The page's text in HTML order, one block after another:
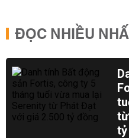
ĐỌC NHIỀU